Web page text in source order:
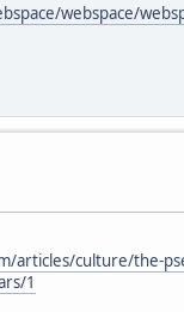
webspace/
articles/culture/the-
1